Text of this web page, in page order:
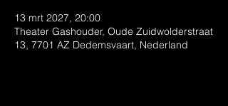
13 mrt 2027, 20:00
Theater Gashouder, Oude Zuidwolderstraat
13, 7701 AZ Dedemsvaart, Nederland